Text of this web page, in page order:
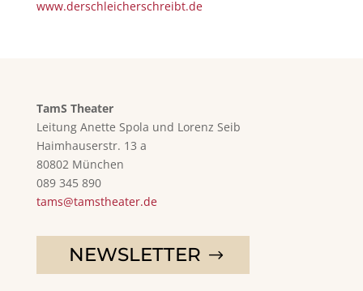
www.derschleicherschreibt.de
TamS Theater
Leitung Anette Spola und Lorenz Seib
Haimhauserstr. 13 a
80802 München
089 345 890
tams@tamstheater.de
NEWSLETTER